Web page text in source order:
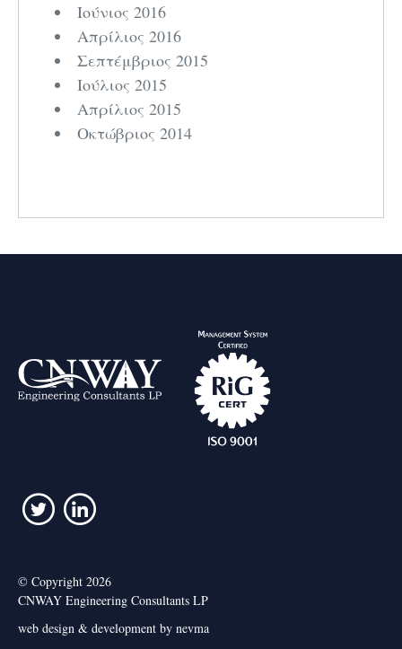
Ιούνιος 2016
Απρίλιος 2016
Σεπτέμβριος 2015
Ιούλιος 2015
Απρίλιος 2015
Οκτώβριος 2014
© Copyright 2026
CNWAY Engineering Consultants LP
web design & development by nevma